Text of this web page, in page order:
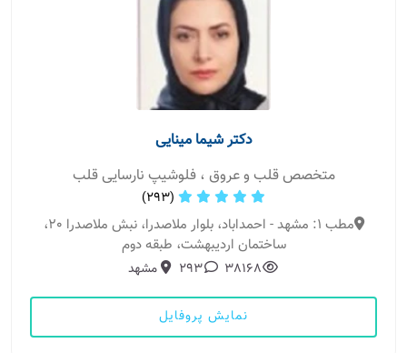
دکتر شیما مینایی
متخصص قلب و عروق ، فلوشیپ نارسایی قلب
(293)
مطب 1: مشهد - احمداباد، بلوار ملاصدرا، نبش ملاصدرا 20،
ساختمان اردیبهشت، طبقه دوم
38168
293 مشهد
نمایش پروفایل